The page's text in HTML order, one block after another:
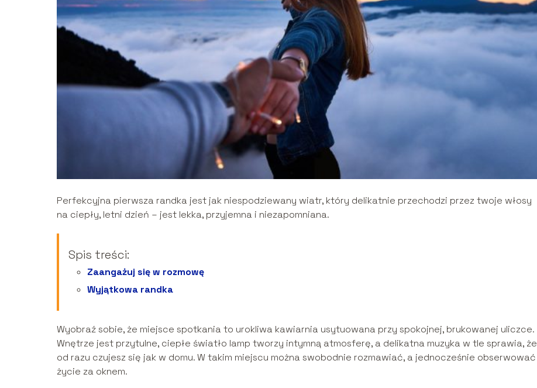
Perfekcyjna pierwsza randka jest jak niespodziewany wiatr, który delikatnie przechodzi przez twoje włosy
na ciepły, letni dzień – jest lekka, przyjemna i niezapomniana.
Spis treści:
Zaangażuj się w rozmowę
Wyjątkowa randka
Wyobraź sobie, że miejsce spotkania to urokliwa kawiarnia usytuowana przy spokojnej, brukowanej uliczce.
Wnętrze jest przytulne, ciepłe światło lamp tworzy intymną atmosferę, a delikatna muzyka w tle sprawia, że
od razu czujesz się jak w domu. W takim miejscu można swobodnie rozmawiać, a jednocześnie obserwować
życie za oknem.